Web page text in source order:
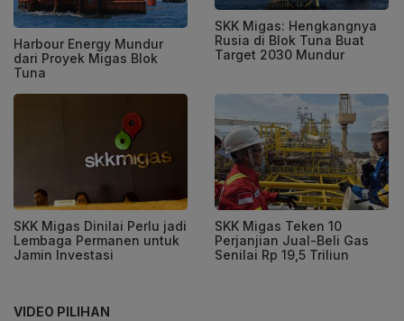
Harbour Energy Mundur
dari Proyek Migas Blok
Tuna
SKK Migas: Hengkangnya
Rusia di Blok Tuna Buat
Target 2030 Mundur
SKK Migas Dinilai Perlu jadi
Lembaga Permanen untuk
Jamin Investasi
SKK Migas Teken 10
Perjanjian Jual-Beli Gas
Senilai Rp 19,5 Triliun
VIDEO PILIHAN